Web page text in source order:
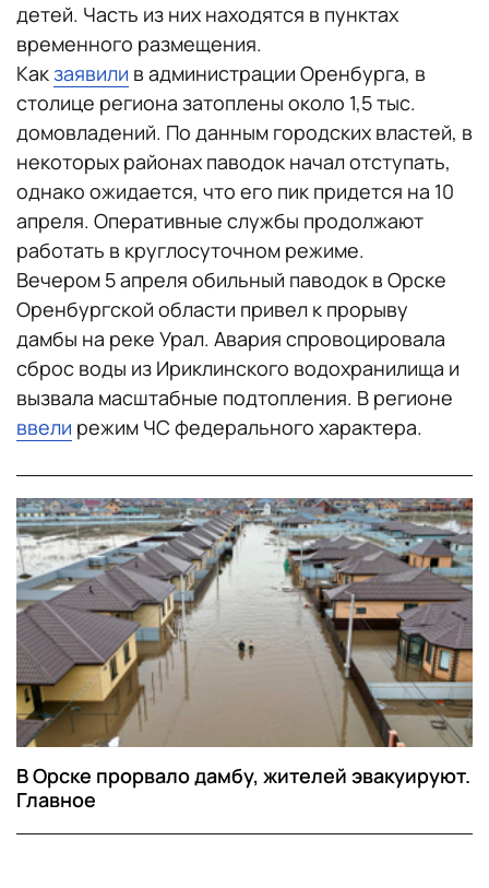
детей. Часть из них находятся в пунктах
временного размещения.
Какзаявили в администрации Оренбурга, в
столице региона затоплены около 1,5 тыс.
домовладений. По данным городских властей, в
некоторых районах паводок начал отступать,
однако ожидается, что его пик придется на 10
апреля. Оперативные службы продолжают
работать в круглосуточном режиме.
Вечером 5 апреля обильный паводок в Орске
Оренбургской области привел к прорыву
дамбы на реке Урал. Авария спровоцировала
сброс воды из Ириклинского водохранилища и
вызвала масштабные подтопления. В регионе
ввели режим ЧС федерального характера.
В Орске прорвало дамбу, жителей эвакуируют.
Главное